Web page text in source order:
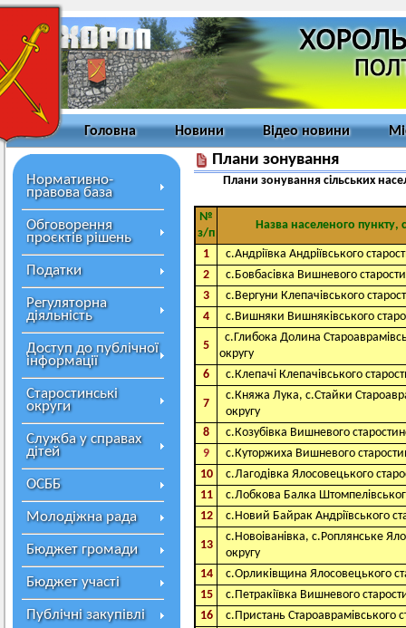
Головна Новини Відео новини
Нормативно-
правова база
Обговорення
проєктів рішень
Податки
Регуляторна
діяльність
Доступ до публічної
інформації
Старостинські
округи
Служба у справах
дітей
ОСББ
Молодіжна рада
Бюджет громади
Бюджет участі
Публічні закупівлі
Плани зонування
Плани зонування сільських
№
з/п
Назва населеного пункту,
1
с.Андріївка Андріївського
2
с.Бовбасівка Вишневого
3
с.Вергуни Клепачівського
4
с.Вишняки Вишняківського
5
с.Глибока Долина
округу
6
с.Клепачі Клепачівського
7
с.Княжа Лука, с.Стайки
округу
8
с.Козубівка Вишневого
9
с.Куторжиха Вишневого
10
с.Лагодівка Ялосовецького
11
с.Лобкова Балка
12
с.Новий Байрак Андріївського
13
с.Новоіванівка, с.Роплянське
округу
14
с.Орликівщина Ялосовецького
15
с.Петракіївка Вишневого
16
с.Пристань Староаврамівського